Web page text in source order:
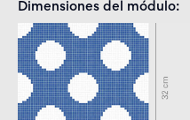
Dimensiones del módulo